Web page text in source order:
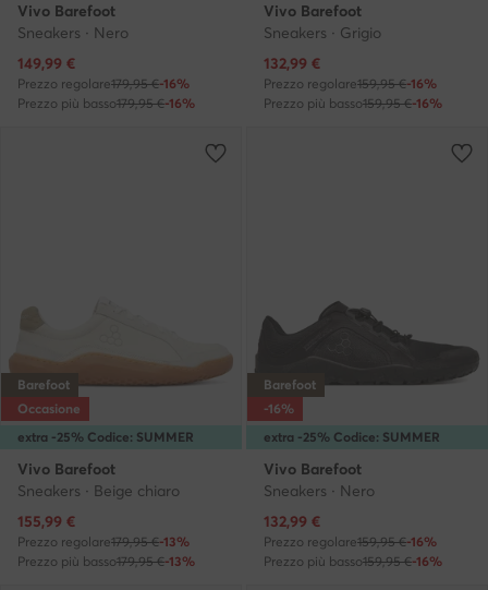
Vivo Barefoot
Sneakers · Nero
Prezzo attuale
149,99 €
Prezzo regolare179,95 €-16%
Prezzo più basso179,95 €-16%
Vivo Barefoot
Sneakers · Grigio
Prezzo attuale
132,99 €
Prezzo regolare159,95 €-16%
Prezzo più basso159,95 €-16%
extra -25% Codice: SUMMER
Barefoot
Occasione
Vivo Barefoot
Sneakers · Beige chiaro
Prezzo attuale
155,99 €
Prezzo regolare179,95 €-13%
Prezzo più basso179,95 €-13%
extra -25% Codice: SUMMER
Barefoot
-16%
Vivo Barefoot
Sneakers · Nero
Prezzo attuale
132,99 €
Prezzo regolare159,95 €-16%
Prezzo più basso159,95 €-16%